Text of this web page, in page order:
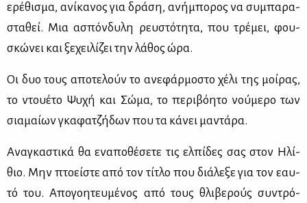
ερέ­θι­σμα, ανί­κα­νος για δρά­ση, ανή­μπο­ρος να συ­μπα­ρα­
στα­θεί. Μια ασπόν­δυ­λη ρευ­στό­τη­τα, που τρέ­μει, φου­
σκώ­νει και ξε­χει­λί­ζει την λά­θος ώρα.
Οι δυο τους απο­τε­λούν το ανε­φάρ­μο­στο χέ­λι της μοί­ρας,
το ντου­έ­το Ψυ­χή και Σώ­μα, το πε­ρι­βό­η­το νού­με­ρο των
σια­μαί­ων γκα­φα­τζή­δων που τα κά­νει μα­ντά­ρα.
Ανα­γκα­στι­κά θα ενα­πο­θέ­σε­τε τις ελ­πί­δες σας στον Ηλί­
θιο. Μην πτο­εί­στε από τον τί­τλο που διά­λε­ξε για τον εαυ­
τό του. Απο­γοη­τευ­μέ­νος από τους θλι­βε­ρούς συ­ντρό­